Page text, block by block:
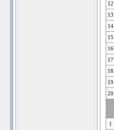
12
13
14
15
16
17
18
19
20
1